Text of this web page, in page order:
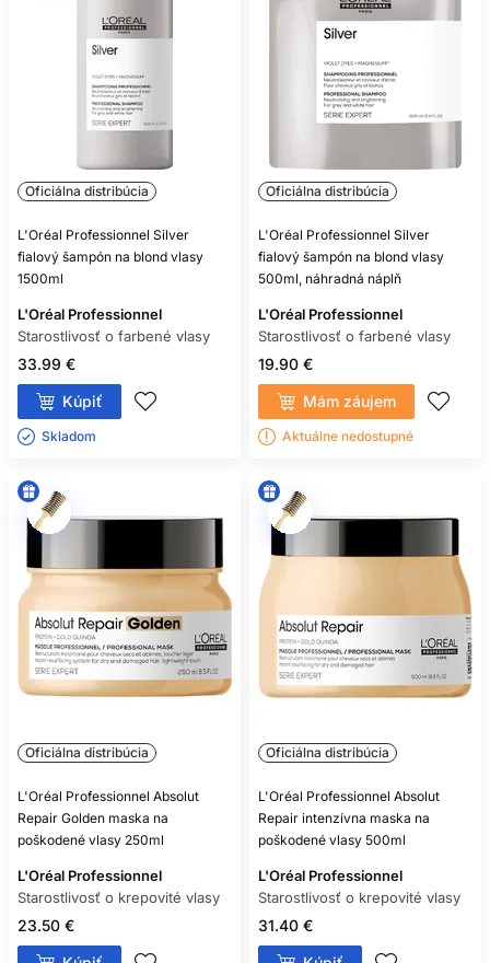
Oficiálna distribúcia
L'Oréal Professionnel Silver
fialový šampón na blond vlasy
1500ml
L'Oréal Professionnel
Starostlivosť o farbené vlasy
33.99 €
Kúpiť
Skladom ㅤ
Oficiálna distribúcia
L'Oréal Professionnel Silver
fialový šampón na blond vlasy
500ml, náhradná náplň
L'Oréal Professionnel
Starostlivosť o farbené vlasy
19.90 €
Mám záujem
Aktuálne nedostupné
Oficiálna distribúcia
L'Oréal Professionnel Absolut
Repair Golden maska na
poškodené vlasy 250ml
L'Oréal Professionnel
Starostlivosť o krepovité vlasy
23.50 €
Oficiálna distribúcia
L'Oréal Professionnel Absolut
Repair intenzívna maska na
poškodené vlasy 500ml
L'Oréal Professionnel
Starostlivosť o krepovité vlasy
31.40 €